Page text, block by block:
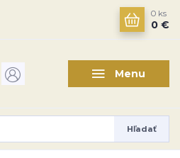
Menu
Hľadať
0 ks
0 €